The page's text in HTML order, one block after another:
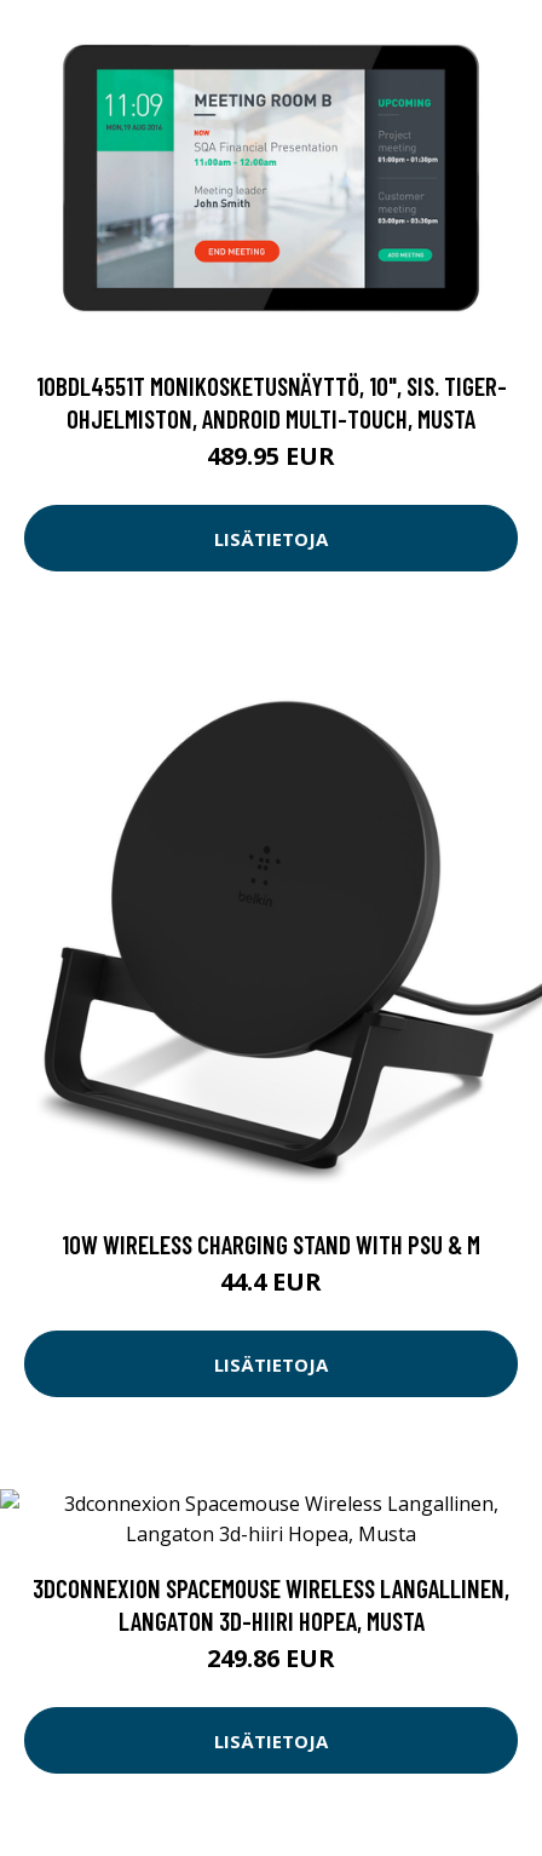
10BDL4551T MONIKOSKETUSNÄYTTÖ, 10", SIS. TIGER-
OHJELMISTON, ANDROID MULTI-TOUCH, MUSTA
489.95 EUR
LISÄTIETOJA
10W WIRELESS CHARGING STAND WITH PSU & M
44.4 EUR
LISÄTIETOJA
3DCONNEXION SPACEMOUSE WIRELESS LANGALLINEN,
LANGATON 3D-HIIRI HOPEA, MUSTA
249.86 EUR
LISÄTIETOJA